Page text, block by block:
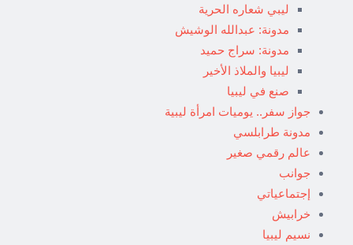
ليبي شعاره الحرية
مدونة: عبدالله الوشيش
مدونة: سراج حميد
ليبيا والملاذ الأخير
صنع في ليبيا
جواز سفر.. يوميات امرأة ليبية
مدونة طرابلسي
عالم رقمي صغير
جوانب
إجتماعياتي
خرابيش
نسيم ليبيا